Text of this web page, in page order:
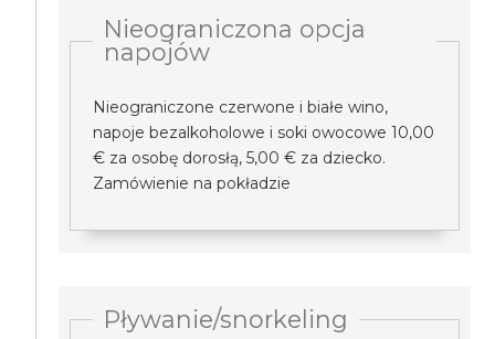
Nieograniczona opcja
napojów
Nieograniczone czerwone i białe wino,
napoje bezalkoholowe i soki owocowe 10,00
€ za osobę dorosłą, 5,00 € za dziecko.
Zamówienie na pokładzie
Pływanie/snorkeling